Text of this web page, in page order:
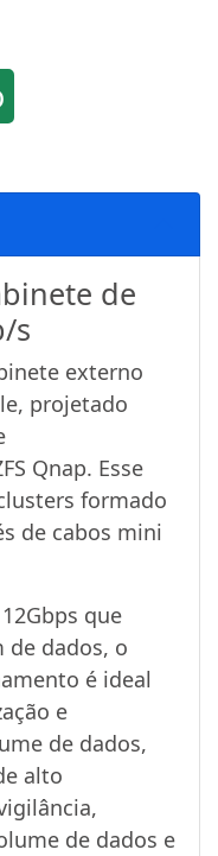
de
s
externo
projetado
Qnap. Esse
formado
de cabos mini
que
de dados, o
é ideal
e
de dados,
alto
de dados e